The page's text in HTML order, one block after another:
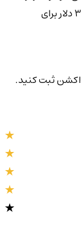
اصلی بازار بر حفظ حمایت ۳ دلار و عبور از مانع ۳.۵۰ دلار برای
ثبت کنید.